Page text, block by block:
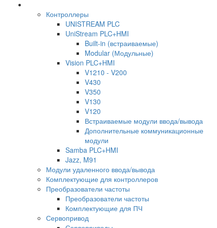
Контроллеры
UNISTREAM PLC
UniStream PLC+HMI
Built-in (встраиваемые)
Modular (Модульные)
Vision PLC+HMI
V1210 - V200
V430
V350
V130
V120
Встраиваемые модули ввода/вывода
Дополнительные коммуникационные
модули
Samba PLC+HMI
Jazz, M91
Модули удаленного ввода/вывода
Комплектующие для контроллеров
Преобразователи частоты
Преобразователи частоты
Комплектующие для ПЧ
Сервопривод